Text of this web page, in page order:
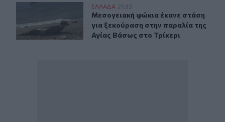
Μεσογειακή φώκια έκανε στάση για ξεκούραση στην
ΕΛΛAΔΑ 21:33
Μεσογειακή φώκια έκανε στάση
Μεσογειακή φώκια έκανε στάση
για ξεκούραση στην παραλία της
Αγίας Βάσως στο Τρίκερι